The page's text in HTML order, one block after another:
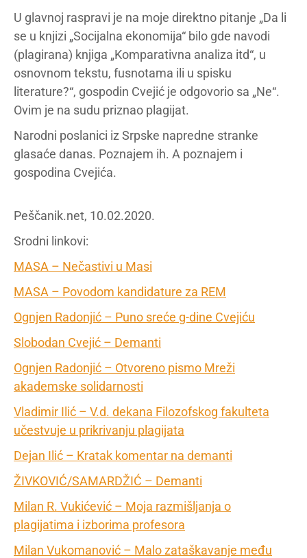
U glavnoj raspravi je na moje direktno pitanje „Da li
se u knjizi „Socijalna ekonomija“ bilo gde navodi
(plagirana) knjiga „Komparativna analiza itd“, u
osnovnom tekstu, fusnotama ili u spisku
literature?“, gospodin Cvejić je odgovorio sa „Ne“.
Ovim je na sudu priznao plagijat.
Narodni poslanici iz Srpske napredne stranke
glasaće danas. Poznajem ih. A poznajem i
gospodina Cvejića.
Peščanik.net, 10.02.2020.
Srodni linkovi:
MASA – Nečastivi u Masi
MASA – Povodom kandidature za REM
Ognjen Radonjić – Puno sreće g-dine Cvejiću
Slobodan Cvejić – Demanti
Ognjen Radonjić – Otvoreno pismo Mreži
akademske solidarnosti
Vladimir Ilić – V.d. dekana Filozofskog fakulteta
učestvuje u prikrivanju plagijata
Dejan Ilić – Kratak komentar na demanti
ŽIVKOVIĆ/SAMARDŽIĆ – Demanti
Milan R. Vukićević – Moja razmišljanja o
plagijatima i izborima profesora
Milan Vukomanović – Malo zataškavanje među